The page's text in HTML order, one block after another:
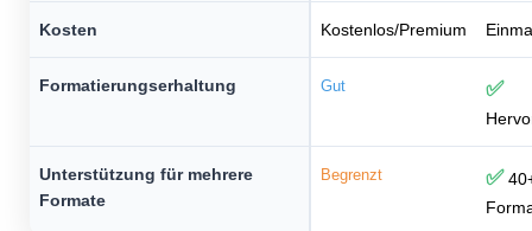
Kosten Kostenlos/Premium
Formatierungserhaltung Gut ✅
Unterstützung für mehrere
Formate
Begrenzt ✅